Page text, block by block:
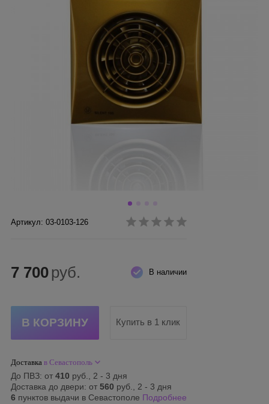
Артикул: 03-0103-126
В наличии
7 700 руб.
Купить в 1 клик
Доставка в Севастополь
До ПВЗ: от 410 руб., 2 - 3 дня
Доставка до двери: от 560 руб., 2 - 3 дня
6 пунктов выдачи в Севастополе Подробнее